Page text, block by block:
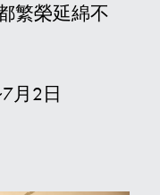
繁榮延綿不
月2日